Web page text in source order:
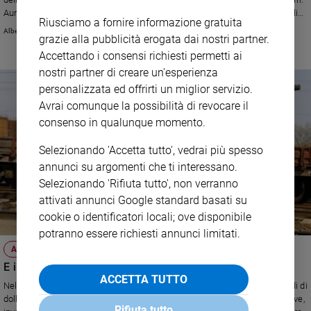
e
giovani
Adolescenza
Bioetica
Vai
Riflessioni
Foto
Video
Podcast
Privacy
Aumenti consistenti in Asia, Oceania, Europa centrale e Medio Oriente; gli
stanziamenti diminuiscono in Europa occidentale, Africa e America latina.
Alberto Chiara
ATTUALITÀ
E ingrassa i fabbricanti di armi
Nel 2013 per cannoni, fucili, bombe e jet si sono spesi circa 1.747 miliardi di
dollari, l'1,9% in meno rispetto al 2012. Diminusice solo l'Occidente. Altrove,
Riusciamo a fornire informazione gratuita
grazie alla pubblicità erogata dai nostri partner.
Accettando i consensi richiesti permetti ai
nostri partner di creare un'esperienza
personalizzata ed offrirti un miglior servizio.
Avrai comunque la possibilità di revocare il
consenso in qualunque momento.
Selezionando 'Accetta tutto', vedrai più spesso
annunci su argomenti che ti interessano.
Selezionando 'Rifiuta tutto', non verranno
attivati annunci Google standard basati su
cookie o identificatori locali; ove disponibile
potranno essere richiesti annunci limitati.
ACCETTA TUTTO